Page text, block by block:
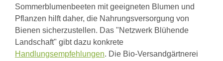
Biene
musikalisches
Leitmotiv
Biene
Sommerblumenbeeten mit geeigneten Blumen und
Pflanzen hilft daher, die Nahrungsversorgung von
Bienen sicherzustellen. Das "Netzwerk Blühende
Landschaft" gibt dazu konkrete
Handlungsempfehlungen. Die Bio-Versandgärtnerei